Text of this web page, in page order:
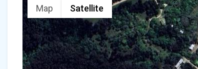
Map Satellite